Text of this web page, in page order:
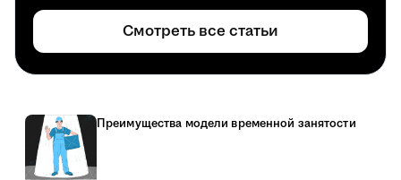
Смотреть все статьи
Преимущества модели временной занятости